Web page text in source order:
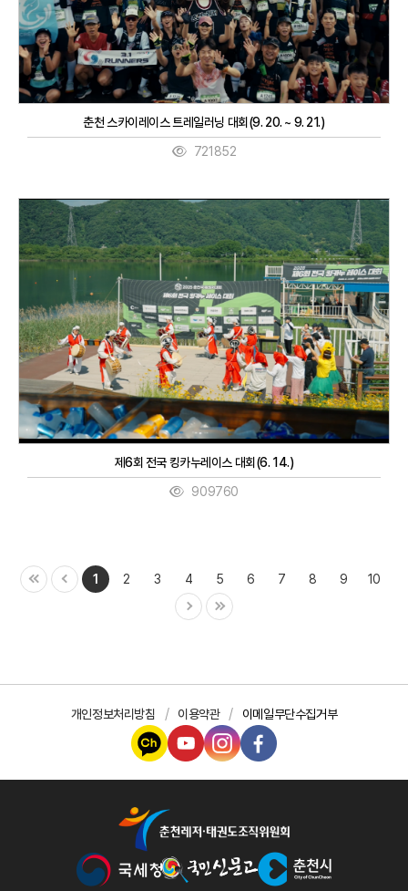
춘천 스카이레이스 트레일러닝 대회(9. 20. ~ 9. 21.)
721852
제6회 전국 킹카누레이스 대회(6. 14.)
909760
1 2 3 4 5 6 7 8 9 10
개인정보처리방침 이용약관 이메일무단수집거부